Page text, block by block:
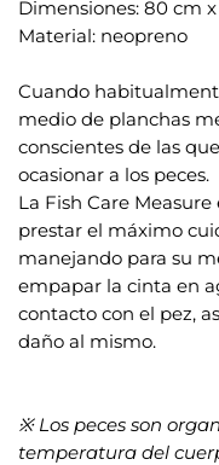
Dimensiones: 80 cm
Material: neopreno
Cuando
medio de planchas
conscientes de las
ocasionar a los peces.
La Fish Care
prestar el máximo
manejando para su
empapar la cinta en
contacto con el pez,
daño al mismo.
※ Los peces son
temperatura del